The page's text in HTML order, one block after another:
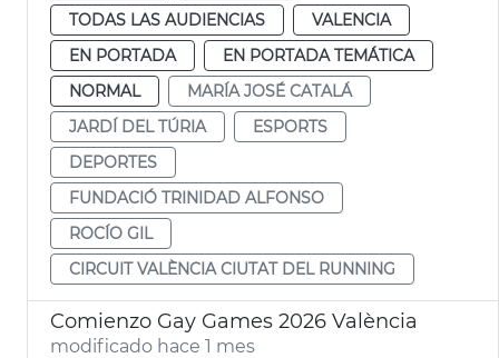
TODAS LAS AUDIENCIAS
VALENCIA
EN PORTADA
EN PORTADA TEMÁTICA
NORMAL
MARÍA JOSÉ CATALÁ
JARDÍ DEL TÚRIA
ESPORTS
DEPORTES
FUNDACIÓ TRINIDAD ALFONSO
ROCÍO GIL
CIRCUIT VALÈNCIA CIUTAT DEL RUNNING
Comienzo Gay Games 2026 València
modificado hace 1 mes